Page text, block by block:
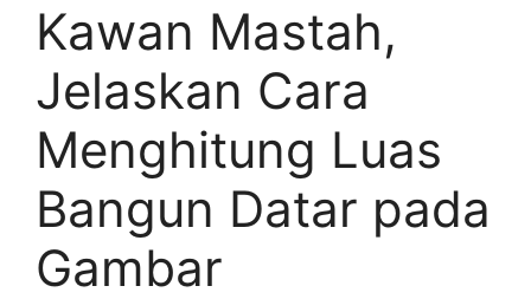
Kawan Mastah,
Jelaskan Cara
Menghitung Luas
Bangun Datar pada
Gambar